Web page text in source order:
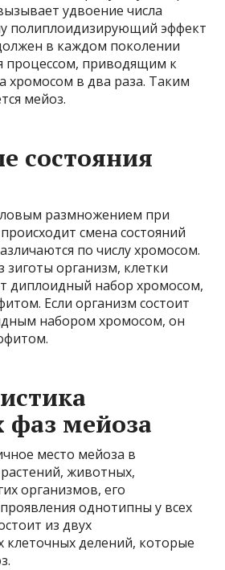
удвоение числа
полиплоидизирующий эффект
в каждом поколении
процессом, приводящим к
хромосом в два раза. Таким
мейоз.
состояния
размножением при
смена состояний
по числу хромосом.
организм, клетки
диплоидный набор хромосом,
Если организм состоит
набором хромосом, он
фаз мейоза
место мейоза в
животных,
организмов, его
однотипны у всех
из двух
клеточных делений, которые